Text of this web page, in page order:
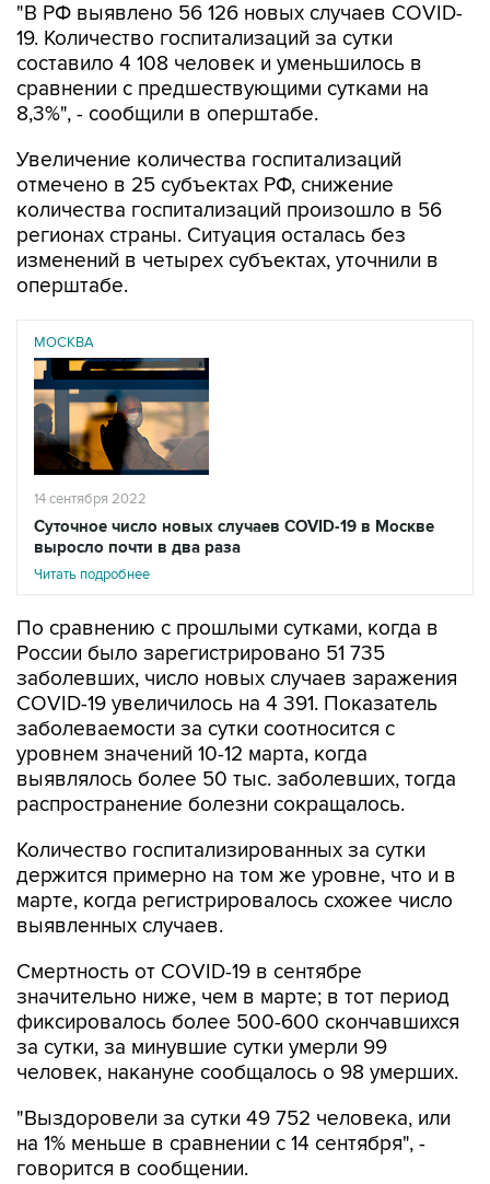
"В РФ выявлено 56 126 новых случаев COVID-
19. Количество госпитализаций за сутки
составило 4 108 человек и уменьшилось в
сравнении с предшествующими сутками на
8,3%", - сообщили в оперштабе.
Увеличение количества госпитализаций
отмечено в 25 субъектах РФ, снижение
количества госпитализаций произошло в 56
регионах страны. Ситуация осталась без
изменений в четырех субъектах, уточнили в
оперштабе.
МОСКВА
14 сентября 2022
Суточное число новых случаев COVID-19 в Москве
выросло почти в два раза
Читать подробнее
По сравнению с прошлыми сутками, когда в
России было зарегистрировано 51 735
заболевших, число новых случаев заражения
COVID-19 увеличилось на 4 391. Показатель
заболеваемости за сутки соотносится с
уровнем значений 10-12 марта, когда
выявлялось более 50 тыс. заболевших, тогда
распространение болезни сокращалось.
Количество госпитализированных за сутки
держится примерно на том же уровне, что и в
марте, когда регистрировалось схожее число
выявленных случаев.
Смертность от COVID-19 в сентябре
значительно ниже, чем в марте; в тот период
фиксировалось более 500-600 скончавшихся
за сутки, за минувшие сутки умерли 99
человек, накануне сообщалось о 98 умерших.
"Выздоровели за сутки 49 752 человека, или
на 1% меньше в сравнении с 14 сентября", -
говорится в сообщении.